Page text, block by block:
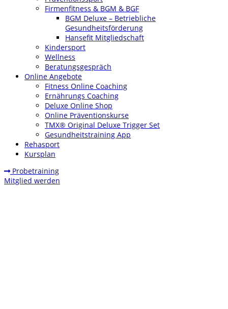
Firmenfitness & BGM & BGF
BGM Deluxe – Betriebliche
Gesundheitsförderung
Hansefit Mitgliedschaft
Kindersport
Wellness
Beratungsgespräch
Online Angebote
Fitness Online Coaching
Ernährungs Coaching
Deluxe Online Shop
Online Präventionskurse
TMX® Original Deluxe Trigger Set
Gesundheitstraining App
Rehasport
Kursplan
Probetraining
Mitglied werden